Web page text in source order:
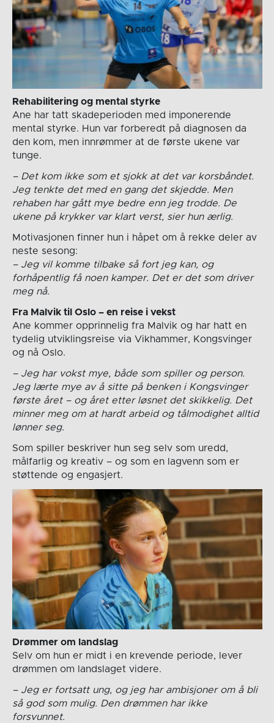
Rehabilitering og mental styrke
Ane har tatt skadeperioden med imponerende
mental styrke. Hun var forberedt på diagnosen da
den kom, men innrømmer at de første ukene var
tunge.
– Det kom ikke som et sjokk at det var korsbåndet.
Jeg tenkte det med en gang det skjedde. Men
rehaben har gått mye bedre enn jeg trodde. De
ukene på krykker var klart verst, sier hun ærlig.
Motivasjonen finner hun i håpet om å rekke deler av
neste sesong:
– Jeg vil komme tilbake så fort jeg kan, og
forhåpentlig få noen kamper. Det er det som driver
meg nå.
Fra Malvik til Oslo – en reise i vekst
Ane kommer opprinnelig fra Malvik og har hatt en
tydelig utviklingsreise via Vikhammer, Kongsvinger
og nå Oslo.
– Jeg har vokst mye, både som spiller og person.
Jeg lærte mye av å sitte på benken i Kongsvinger
første året – og året etter løsnet det skikkelig. Det
minner meg om at hardt arbeid og tålmodighet alltid
lønner seg.
Som spiller beskriver hun seg selv som uredd,
målfarlig og kreativ – og som en lagvenn som er
støttende og engasjert.
Drømmer om landslag
Selv om hun er midt i en krevende periode, lever
drømmen om landslaget videre.
– Jeg er fortsatt ung, og jeg har ambisjoner om å bli
så god som mulig. Den drømmen har ikke
forsvunnet.